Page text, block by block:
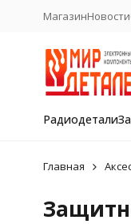
МагазинНовости
Радиодетали
Главная